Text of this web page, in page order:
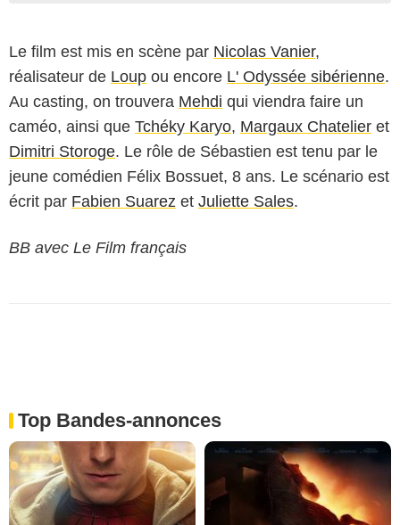
Le film est mis en scène par Nicolas Vanier,
réalisateur de Loup ou encore L' Odyssée sibérienne.
Au casting, on trouvera Mehdi qui viendra faire un
caméo, ainsi que Tchéky Karyo, Margaux Chatelier et
Dimitri Storoge. Le rôle de Sébastien est tenu par le
jeune comédien Félix Bossuet, 8 ans. Le scénario est
écrit par Fabien Suarez et Juliette Sales.
BB avec Le Film français
Top Bandes-annonces